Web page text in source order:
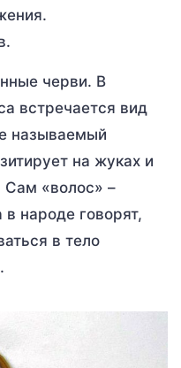
черви. В
встречается вид
называемый
на жуках и
Сам «волос» –
народе говорят,
в тело